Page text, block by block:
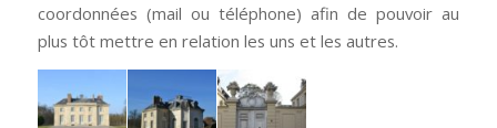
coordonnées (mail ou téléphone) afin de pouvoir au
plus tôt mettre en relation les uns et les autres.